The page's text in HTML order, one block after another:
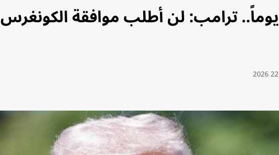
بعد انتهاء مهلة الـ 60 يوماً.. ترامب: لن أطلب موافقة الكونغرس